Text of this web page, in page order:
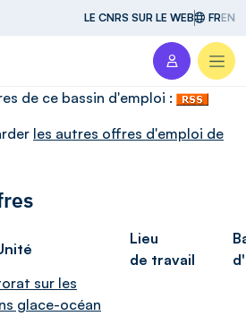
LE CNRS SUR LE WEB FREN
de ce bassin d'emploi :
les autres offres d'emploi de
Lieu
de travail
sur les
glace-océan